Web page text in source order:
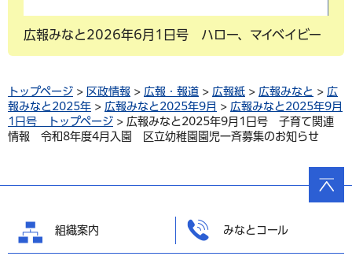
広報みなと2026年6月1日号 ハロー、マイベイビー
トップページ > 区政情報 > 広報・報道 > 広報紙 > 広報みなと > 広
報みなと2025年 > 広報みなと2025年9月 > 広報みなと2025年9月
1日号 トップページ > 広報みなと2025年9月1日号 子育て関連
情報 令和8年度4月入園 区立幼稚園園児一斉募集のお知らせ
組織案内 みなとコール
ページ
の先頭